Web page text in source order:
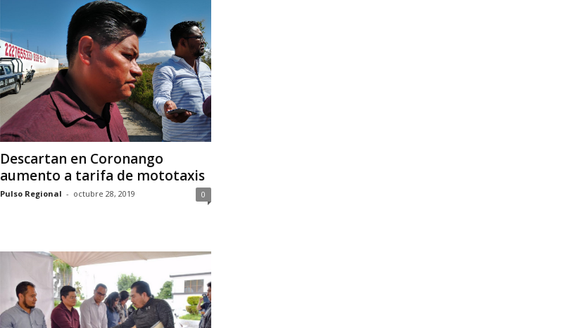
Descartan en Coronango
aumento a tarifa de mototaxis
Pulso Regional - octubre 28, 2019 0